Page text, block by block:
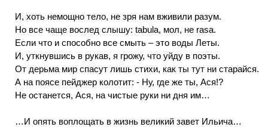
И, хоть немощно тело, не зря нам вживили разум.
Но все чаще вослед слышу: tabula, мол, не rasa.
Если что и способно все смыть – это воды Леты.
И, уткнувшись в рукав, я грожу, что уйду в поэты.
От дерьма мир спасут лишь стихи, как ты тут ни старайся.
А на поясе пейджер колотит: - Ну, где же ты, Ася!?
Не останется, Ася, на чистые руки ни дня им…
…И опять воплощать в жизнь великий завет Ильича…